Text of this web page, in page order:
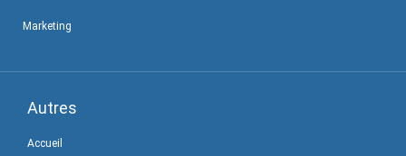
Marketing
Autres
Accueil